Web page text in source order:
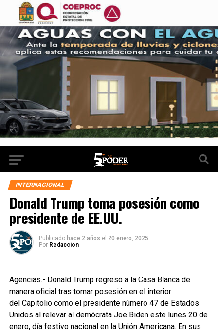
INTERNACIONAL
Donald Trump toma posesión como
presidente de EE.UU.
Publicado hace 2 años el 20 enero, 2025
Por Redaccion
Agencias.- Donald Trump regresó a la Casa Blanca de
manera oficial tras tomar posesión en el interior
del Capitolio como el presidente número 47 de Estados
Unidos al relevar al demócrata Joe Biden este lunes 20 de
enero, día festivo nacional en la Unión Americana. En sus